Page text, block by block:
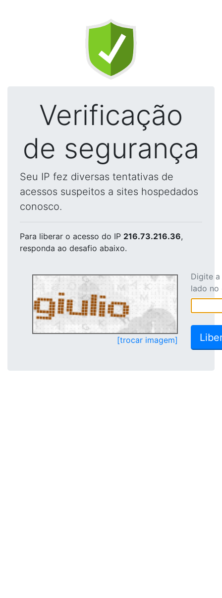
Verificação
de segurança
Seu IP fez diversas tentativas de
acessos suspeitos a sites hospedados
conosco.
Para liberar o acesso do IP 216.73.216.36,
responda ao desafio abaixo.
[trocar imagem]
Digite
lado no